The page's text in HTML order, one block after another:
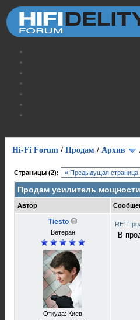
Hi-Fi Forum / Продам / Архив
Страницы (2): « Предыдущая страница
Продам усилитель
Автор
Tiesto
Ветеран
Откуда: Киев
RE:
В